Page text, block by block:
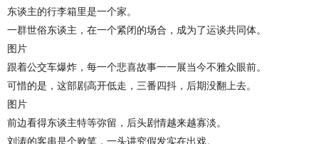
东谈主的行李箱里是一个家。
一群世俗东谈主，在一个紧闭的场合，成为了运谈共同体。
图片
跟着公交车爆炸，每一个悲喜故事一一展当今不雅众眼前。
可惜的是，这部剧高开低走，三番四抖，后期没翻上去。
图片
前边看得东谈主特等弥留，后头剧情越来越寡淡。
刘涛的客串是个败笔，一头讲究假发实在出戏。